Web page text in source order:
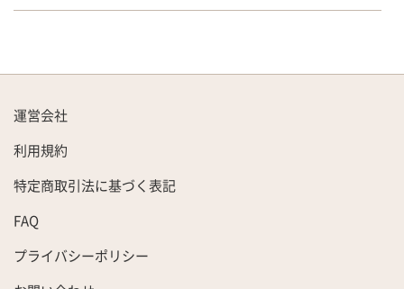
運営会社
利用規約
特定商取引法に基づく表記
FAQ
プライバシーポリシー